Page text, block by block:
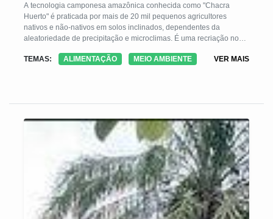
A tecnologia camponesa amazônica conhecida como "Chacra
Huerto" é praticada por mais de 20 mil pequenos agricultores
nativos e não-nativos em solos inclinados, dependentes da
aleatoriedade de precipitação e microclimas. É uma recriação nos
pomares tradicionais milenarizados. Tem as características de ser
sintonia com as condições socioculturais, econômicas e
pressão populacional.
TEMAS: ALIMENTAÇÃO MEIO AMBIENTE VER MAIS